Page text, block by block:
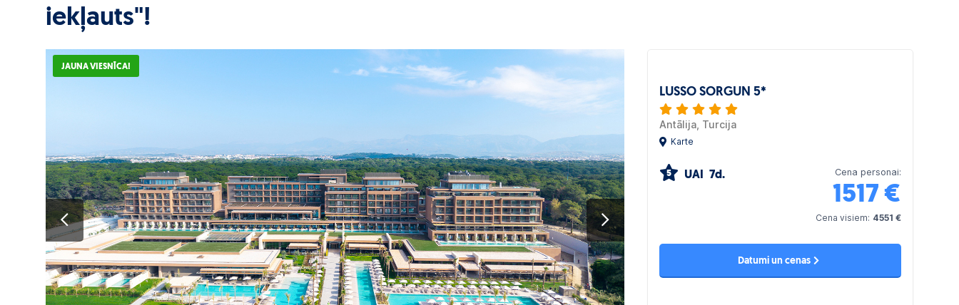
iekļauts"!
JAUNA VIESNĪCA!
LUSSO SORGUN 5*
Antālija, Turcija
Karte
5 UAI 7d. Cena personai:
1517 €
Cena visiem: 4551 €
Datumi un cenas